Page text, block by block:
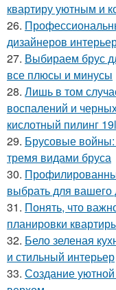
квартиру уютным и
26.
дизайнеров
27. Выбираем брус
все плюсы и минусы
28. Лишь в том
воспалений и
кислотный пилинг
29. Брусовые
тремя видами бруса
30.
выбрать для
31. Понять, что
планировки
32. Бело зеленая
и стильный интерьер
33. Создание